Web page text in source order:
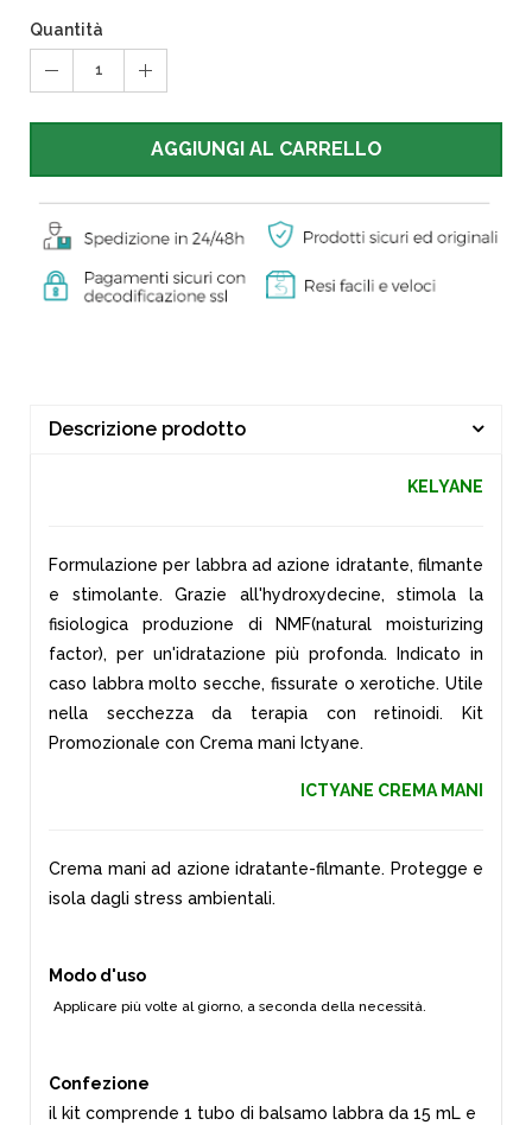
Quantità
1
AGGIUNGI AL CARRELLO
Descrizione prodotto
KELYANE
Formulazione per labbra ad azione idratante, filmante
e stimolante. Grazie all'hydroxydecine, stimola la
fisiologica produzione di NMF(natural moisturizing
factor), per un'idratazione più profonda. Indicato in
caso labbra molto secche, fissurate o xerotiche. Utile
nella secchezza da terapia con retinoidi. Kit
Promozionale con Crema mani Ictyane.
ICTYANE CREMA MANI
Crema mani ad azione idratante-filmante. Protegge e
isola dagli stress ambientali.
Modo d'uso
Applicare più volte al giorno, a seconda della necessità.
Confezione
il kit comprende 1 tubo di balsamo labbra da 15 mL e